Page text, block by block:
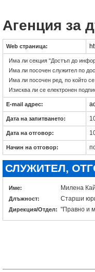
Агенция за
Web страница:
Има ли секция "Достъп до
Има ли посочен служител по
Има ли посочен ред, по който
Изисква ли се електронен
E-mail адрес:
Дата на запитването:
Дата на отговор:
Начин на отговор:
СЛУЖИТЕЛ,
Име: Милена
Длъжност: Старши
Дирекция/Отдел: "Правно и